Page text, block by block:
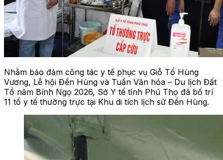
Nhằm bảo đảm công tác y tế phục vụ Giỗ Tổ Hùng
Vương, Lễ hội Đền Hùng và Tuần Văn hóa – Du lịch Đất
Tổ năm Bính Ngọ 2026, Sở Y tế tỉnh Phú Thọ đã bố trí
11 tổ y tế thường trực tại Khu di tích lịch sử Đền Hùng.